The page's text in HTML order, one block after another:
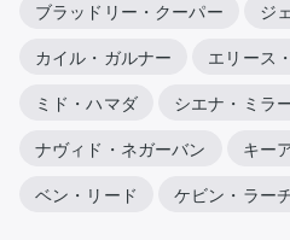
ブラッドリー・クーパー ジ
カイル・ガルナー エリース
ミド・ハマダ シエナ・ミラ
ナヴィド・ネガーバン キー
ベン・リード ケビン・ラー